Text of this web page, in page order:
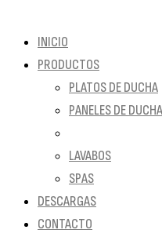
INICIO
PRODUCTOS
PLATOS DE DUCHA
PANELES DE DUCHA
LAVABOS
SPAS
DESCARGAS
CONTACTO